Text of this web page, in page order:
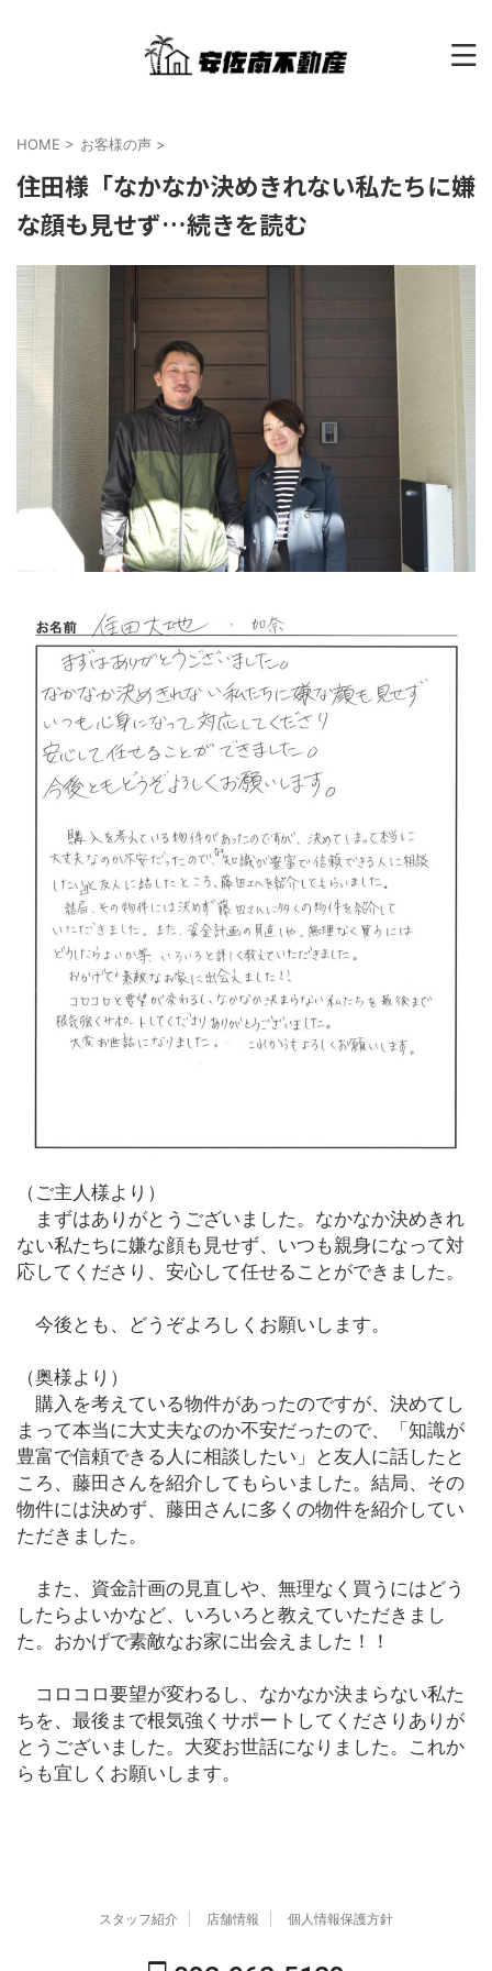
HOME > お客様の声 >
住田様「なかなか決めきれない私たちに嫌
な顔も見せず…続きを読む
（ご主人様より）
まずはありがとうございました。なかなか決めきれ
ない私たちに嫌な顔も見せず、いつも親身になって対
応してくださり、安心して任せることができました。
今後とも、どうぞよろしくお願いします。
（奥様より）
購入を考えている物件があったのですが、決めてし
まって本当に大丈夫なのか不安だったので、「知識が
豊富で信頼できる人に相談したい」と友人に話したと
ころ、藤田さんを紹介してもらいました。結局、その
物件には決めず、藤田さんに多くの物件を紹介してい
ただきました。
また、資金計画の見直しや、無理なく買うにはどう
したらよいかなど、いろいろと教えていただきまし
た。おかげで素敵なお家に出会えました！！
コロコロ要望が変わるし、なかなか決まらない私た
ちを、最後まで根気強くサポートしてくださりありが
とうございました。大変お世話になりました。これか
らも宜しくお願いします。
スタッフ紹介 店舗情報 個人情報保護方針